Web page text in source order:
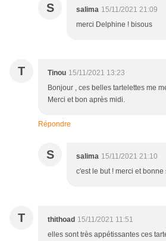
S salima 15/11/2021 21:09
merci Delphine ! bisous
T Tinou 15/11/2021 13:23
Bonjour , ces belles tartelettes me
Merci et bon après midi.
Répondre
S salima 15/11/2021 21:10
c'est le but ! merci et bonne
T thithoad 15/11/2021 11:51
elles sont très appétissantes ces